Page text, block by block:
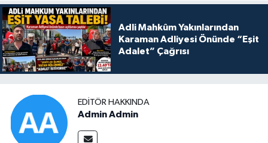
Adli Mahkûm Yakınlarından
Karaman Adliyesi Önünde “Eşit
Adalet” Çağrısı
EDITÖR HAKKINDA
Admin Admin